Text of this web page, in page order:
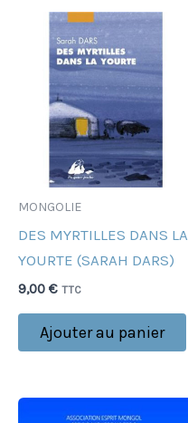
MONGOLIE
DES MYRTILLES DANS LA
YOURTE (SARAH DARS)
9,00 € TTC
Ajouter au panier